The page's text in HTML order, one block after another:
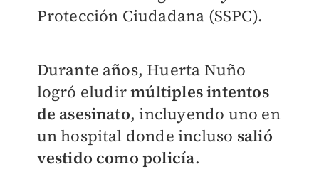
Protección Ciudadana (SSPC).
Durante años, Huerta Nuño
logró eludirmúltiples intentos
de asesinato, incluyendo uno en
un hospital donde incluso salió
vestido como policía.